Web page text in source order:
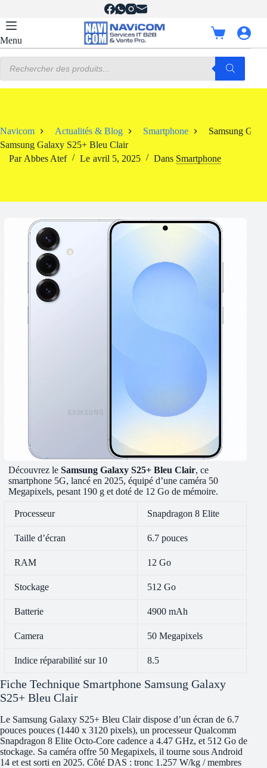
contenu
Menu
Panier
d’achat
produits
Navicom Actualités & Blog Smartphone
Samsung
Samsung Galaxy S25+ Bleu Clair
Par Abbes Atef Le avril 5, 2025 Dans Smartphone
Découvrez leSamsung Galaxy S25+ Bleu Clair, ce
smartphone 5G, lancé en 2025, équipé d’une caméra 50
Megapixels, pesant 190 g et doté de 12 Go de mémoire.
Processeur Snapdragon 8 Elite
Taille d’écran 6.7 pouces
RAM 12 Go
Stockage 512 Go
Batterie 4900 mAh
Camera 50 Megapixels
Indice réparabilité sur 10 8.5
Fiche Technique Smartphone Samsung Galaxy
S25+ Bleu Clair
Le Samsung Galaxy S25+ Bleu Clair dispose d’un écran de 6.7
pouces pouces (1440 x 3120 pixels), un processeur Qualcomm
Snapdragon 8 Elite Octo-Core cadence a 4.47 GHz, et 512 Go de
stockage. Sa caméra offre 50 Megapixels, il tourne sous Android
14 et est sorti en 2025. Côté DAS : tronc 1.257 W/kg / membres